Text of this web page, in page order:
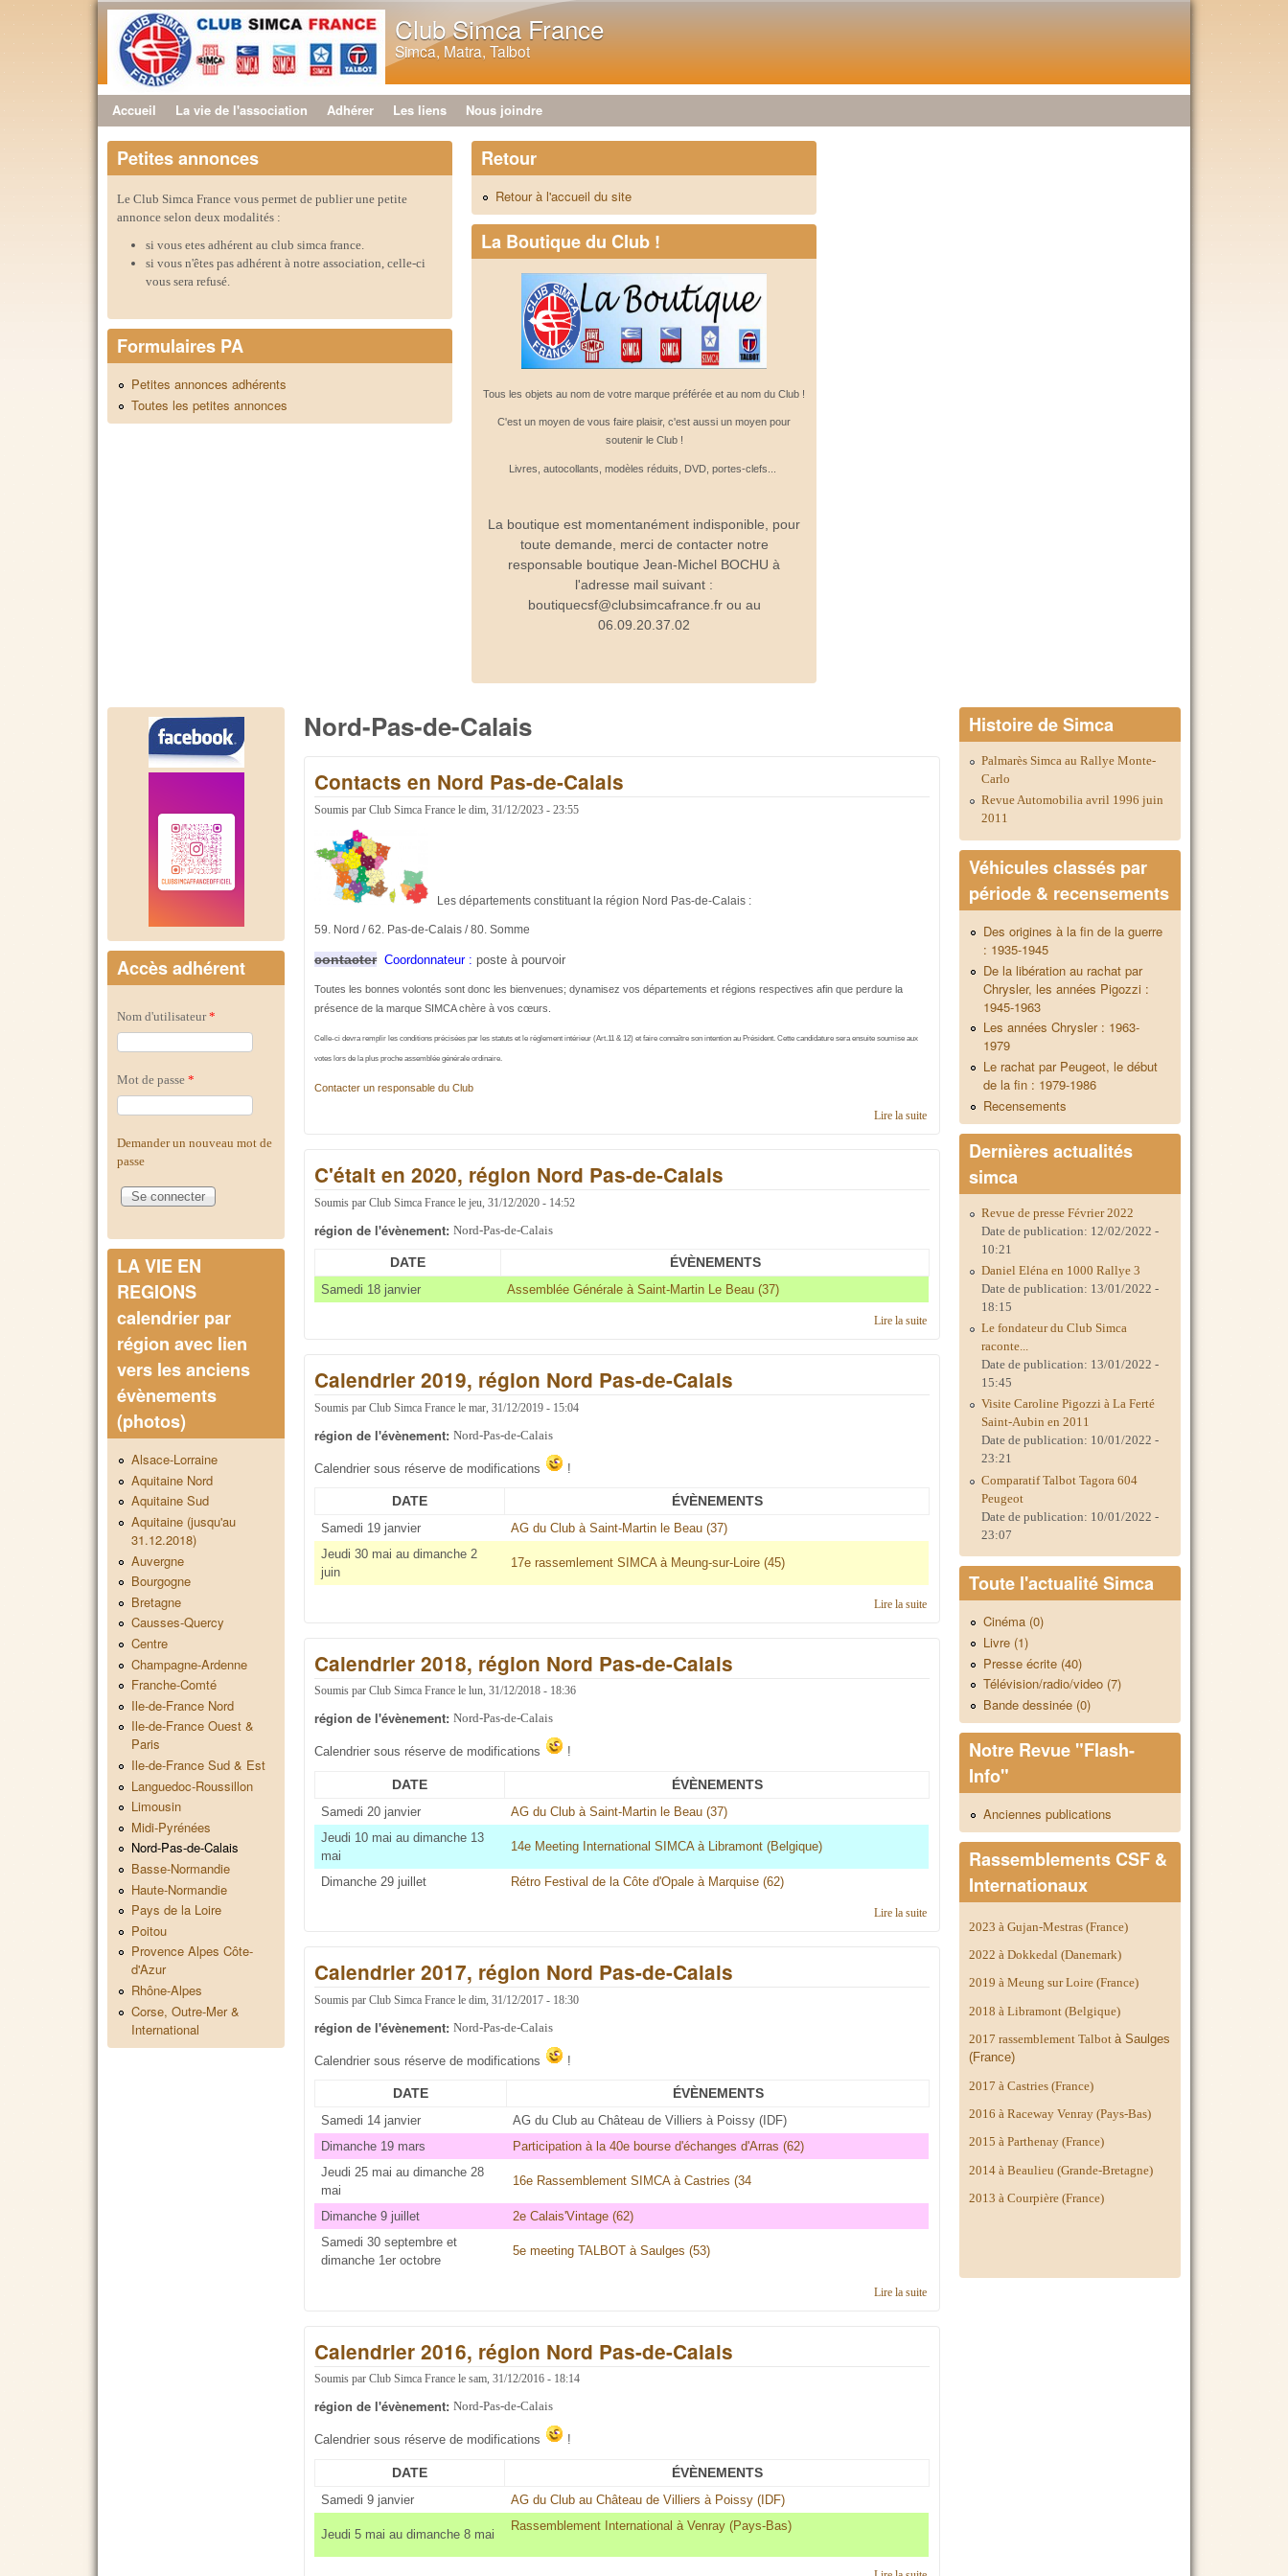
Club Simca France
Simca, Matra, Talbot
Menu principal
Accueil La vie de l'association Adhérer Les liens Nous joindre
Petites annonces
Le Club Simca France vous permet de publier une petite
annonce selon deux modalités :
si vous etes adhérent au club simca france.
si vous n'êtes pas adhérent à notre association, celle-ci
vous sera refusé.
Formulaires PA
Petites annonces adhérents
Toutes les petites annonces
Retour
Retour à l'accueil du site
La Boutique du Club !
Tous les objets au nom de votre marque préférée et au nom du Club !
C'est un moyen de vous faire plaisir, c'est aussi un moyen pour
soutenir le Club !
Livres, autocollants, modèles réduits, DVD, portes-clefs...
La boutique est momentanément indisponible, pour
toute demande, merci de contacter notre
responsable boutique Jean-Michel BOCHU à
l'adresse mail suivant :
boutiquecsf@clubsimcafrance.fr ou au
06.09.20.37.02
Nord-Pas-de-Calais
Contacts en Nord Pas-de-Calais
Soumis parClub Simca France ledim, 31/12/2023 - 23:55
Les départements constituant la région Nord Pas-de-Calais :
59. Nord / 62. Pas-de-Calais / 80. Somme
contacter Coordonnateur :poste à pourvoir
Toutes les bonnes volontés sont donc les bienvenues; dynamisez vos départements et régions respectives afin que perdure la
présence de la marque SIMCA chère à vos cœurs.
Celle-ci devra remplir les conditions précisées par les statuts et le règlement intérieur (Art.11 & 12) et faire connaître son intention au Président. Cette candidaturesera ensuite soumise aux
votes lors de la plus proche assemblée générale ordinaire.
Contacter un responsable du Club
Lire la suite
C'était en 2020, région Nord Pas-de-Calais
Soumis parClub Simca France lejeu, 31/12/2020 - 14:52
région de l'évènement:Nord-Pas-de-Calais
DATE ÉVÈNEMENTS
Samedi 18 janvier Assemblée Générale à Saint-Martin Le Beau (37)
Lire la suite de C'était en 2020, région Nord Pas-de-Calais
Calendrier 2019, région Nord Pas-de-Calais
Soumis parClub Simca France lemar, 31/12/2019 - 15:04
région de l'évènement:Nord-Pas-de-Calais
Calendrier sous réserve de modifications !
DATE ÉVÈNEMENTS
Samedi 19 janvier
AG du Club à Saint-Martin le Beau (37)
Jeudi 30 mai au dimanche 2
juin
17e rassemlement SIMCA à Meung-sur-Loire (45)
Lire la suite de Calendrier 2019, région Nord Pas-de-Calais
Calendrier 2018, région Nord Pas-de-Calais
Soumis parClub Simca France lelun, 31/12/2018 - 18:36
région de l'évènement:Nord-Pas-de-Calais
Calendrier sous réserve de modifications !
DATE ÉVÈNEMENTS
Samedi 20 janvier
AG du Club à Saint-Martin le Beau (37)
Jeudi 10 mai au dimanche 13
mai
14e Meeting International SIMCA à Libramont (Belgique)
Dimanche 29 juillet Rétro Festival de la Côte d'Opale à Marquise (62)
Lire la suite
Calendrier 2017, région Nord Pas-de-Calais
Soumis parClub Simca France ledim, 31/12/2017 - 18:30
région de l'évènement:Nord-Pas-de-Calais
Calendrier sous réserve de modifications !
DATE ÉVÈNEMENTS
Samedi 14 janvier
AG du Club au Château de Villiers à Poissy (IDF)
Dimanche 19 mars
Participation à la 40e bourse d'échanges d'Arras (62)
Jeudi 25 mai au dimanche 28
mai
16e Rassemblement SIMCA à Castries (34
Dimanche 9 juillet
2e Calais'Vintage (62)
Samedi 30 septembre et
dimanche 1er octobre
5e meeting TALBOT à Saulges (53)
Lire la suite
Calendrier 2016, région Nord Pas-de-Calais
Soumis parClub Simca France lesam, 31/12/2016 - 18:14
région de l'évènement:Nord-Pas-de-Calais
Calendrier sous réserve de modifications !
DATE ÉVÈNEMENTS
Samedi 9 janvier AG du Club au Château de Villiers à Poissy (IDF)
Jeudi 5 mai au dimanche 8 mai
Rassemblement International à Venray (Pays-Bas)
Accès adhérent
Nom d'utilisateur*
Mot de passe *
Demander un nouveau mot de
passe
LA VIE EN
REGIONS
calendrier par
région avec lien
vers les anciens
évènements
(photos)
Alsace-Lorraine
Aquitaine Nord
Aquitaine Sud
Aquitaine (jusqu'au
31.12.2018)
Auvergne
Bourgogne
Bretagne
Causses-Quercy
Centre
Champagne-Ardenne
Franche-Comté
Ile-de-France Nord
Ile-de-France Ouest &
Paris
Ile-de-France Sud & Est
Languedoc-Roussillon
Limousin
Midi-Pyrénées
Nord-Pas-de-Calais
Basse-Normandie
Haute-Normandie
Pays de la Loire
Poitou
Provence Alpes Côte-
d'Azur
Rhône-Alpes
Corse, Outre-Mer &
International
Histoire de Simca
Palmarès Simca au Rallye Monte-
Carlo
Revue Automobilia avril 1996 juin
2011
Véhicules classés par
période & recensements
Des origines à la fin de la guerre
: 1935-1945
De la libération au rachat par
Chrysler, les années Pigozzi :
1945-1963
Les années Chrysler : 1963-
1979
Le rachat par Peugeot, le début
de la fin : 1979-1986
Recensements
Dernières actualités
simca
Revue de presse Février 2022
Date de publication: 12/02/2022 -
10:21
Daniel Eléna en 1000 Rallye 3
Date de publication: 13/01/2022 -
18:15
Le fondateur du Club Simca
raconte...
Date de publication: 13/01/2022 -
15:45
Visite Caroline Pigozzi à La Ferté
Saint-Aubin en 2011
Date de publication: 10/01/2022 -
23:21
Comparatif Talbot Tagora 604
Peugeot
Date de publication: 10/01/2022 -
23:07
Toute l'actualité Simca
Cinéma (0)
Livre (1)
Presse écrite (40)
Télévision/radio/video (7)
Bande dessinée (0)
Notre Revue "Flash-
Info"
Anciennes publications
Rassemblements CSF &
Internationaux
2023 à Gujan-Mestras (France)
2022 à Dokkedal (Danemark)
2019 à Meung sur Loire (France)
2018 à Libramont (Belgique)
2017 rassemblement Talbotà Saulges
(France)
2017 à Castries (France)
2016 à Raceway Venray (Pays-Bas)
2015 à Parthenay (France)
2014 àBeaulieu (Grande-Bretagne)
2013 à Courpière (France)